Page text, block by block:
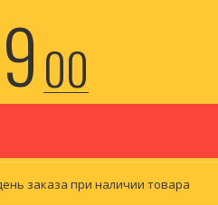
00
заказа при наличии товара